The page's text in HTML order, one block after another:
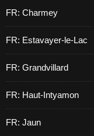
FR: Charmey
FR: Estavayer-le-Lac
FR: Grandvillard
FR: Haut-Intyamon
FR: Jaun